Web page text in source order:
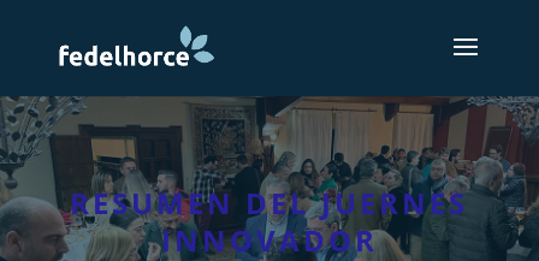
RESUMEN DEL JUERNES
INNOVADOR